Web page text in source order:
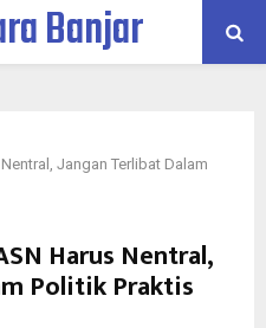
Banjar
Jangan Terlibat Dalam
Harus Nentral,
Politik Praktis